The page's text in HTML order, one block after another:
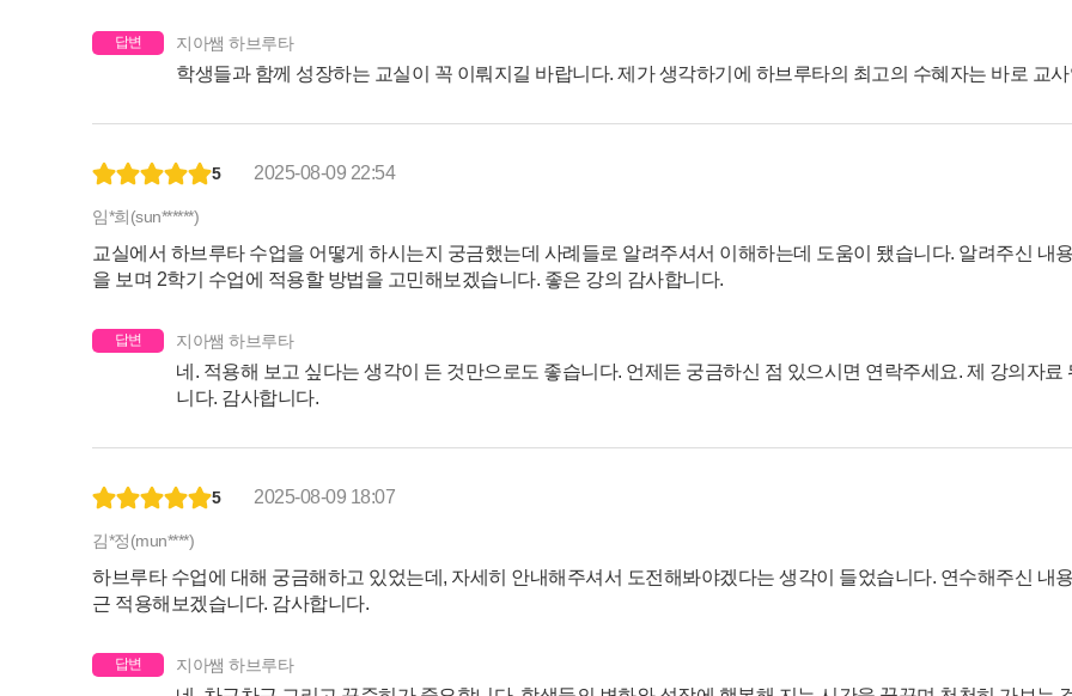
답변 지아쌤 하브루타
학생들과 함께 성장하는 교실이 꼭 이뤄지길 바랍니다. 제가 생각하기에 하브루타의 최고의 수혜자는 바로 교
5 2025-08-09 22:54
임*희(sun******)
교실에서 하브루타 수업을 어떻게 하시는지 궁금했는데 사례들로 알려주셔서 이해하는데 도움이 됐습니다. 알려주신 내
을 보며 2학기 수업에 적용할 방법을 고민해보겠습니다. 좋은 강의 감사합니다.
답변 지아쌤 하브루타
네. 적용해 보고 싶다는 생각이 든 것만으로도 좋습니다. 언제든 궁금하신 점 있으시면 연락주세요. 제 강의자료
니다. 감사합니다.
5 2025-08-09 18:07
김*정(mun****)
하브루타 수업에 대해 궁금해하고 있었는데, 자세히 안내해주셔서 도전해봐야겠다는 생각이 들었습니다. 연수해주신 내
근 적용해보겠습니다. 감사합니다.
답변 지아쌤 하브루타